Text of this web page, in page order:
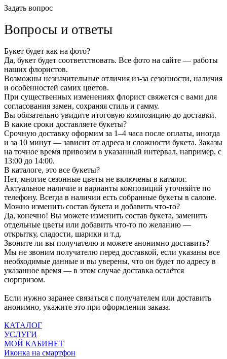
Задать вопрос
Вопросы и ответы
Букет будет как на фото?
Да, букет будет соответствовать. Все фото на сайте — работы
наших флористов.
Возможны незначительные отличия из-за сезонности, наличия
и особенностей самих цветов.
При существенных изменениях флорист свяжется с вами для
согласования замен, сохраняя стиль и гамму.
Вы обязательно увидите итоговую композицию до доставки.
В какие сроки доставляете букеты?
Срочную доставку оформим за 1–4 часа после оплаты, иногда
и за 10 минут — зависит от адреса и сложности букета. Заказы
на точное время привозим в указанный интервал, например, с
13:00 до 14:00.
В каталоге, это все букеты?
Нет, многие сезонные цветы не включены в каталог.
Актуальное наличие и варианты композиций уточняйте по
телефону. Всегда в наличии есть собранные букеты в салоне.
Можно изменить состав букета и добавить что-то?
Да, конечно! Вы можете изменить состав букета, заменить
отдельные цветы или добавить что-то по желанию —
открытку, сладости, шарики и т.д.
Звоните ли вы получателю и можете анонимно доставить?
Мы не звоним получателю перед доставкой, если указаны все
необходимые данные и вы уверены, что он будет по адресу в
указанное время — в этом случае доставка остаётся
сюрпризом.
Если нужно заранее связаться с получателем или доставить
анонимно, укажите это при оформлении заказа.
КАТАЛОГ
УСЛУГИ
МОЙ КАБИНЕТ
Иконка на смартфон